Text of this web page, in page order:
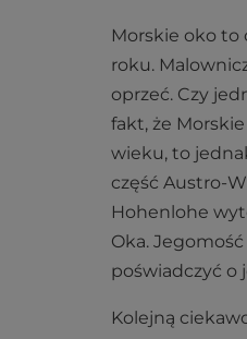
Morskie oko to
roku.
oprzeć. Czy
fakt, że
wieku, to
część Austro-
Hohenlohe
Oka.
poświadczyć o
Kolejną